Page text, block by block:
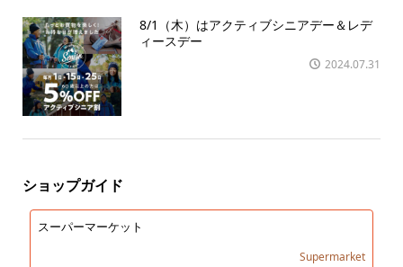
8/1（木）はアクティブシニアデー＆レデ
ィースデー
2024.07.31
ショップガイド
スーパーマーケット
Supermarket